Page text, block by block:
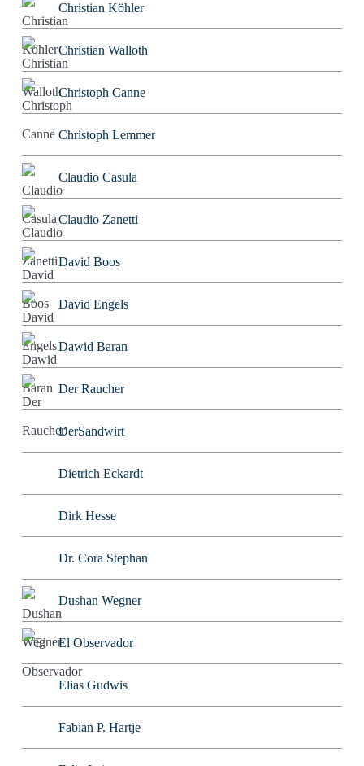
Christian Köhler
Christian Walloth
Christoph Canne
Christoph Lemmer
Claudio Casula
Claudio Zanetti
David Boos
David Engels
Dawid Baran
Der Raucher
DerSandwirt
Dietrich Eckardt
Dirk Hesse
Dr. Cora Stephan
Dushan Wegner
El Observador
Elias Gudwis
Fabian P. Hartje